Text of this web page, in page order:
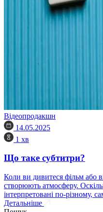
Відеопродакшн
14.05.2025
1 хв
Що таке субтитри?
Коли ви дивитеся фільм або
створюють атмосферу.
інтерпретовані по-різному,
Детальніше